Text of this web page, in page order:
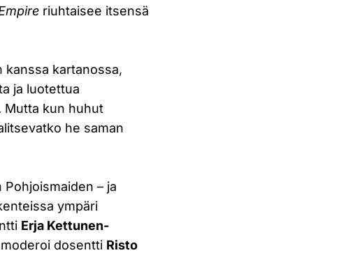
riuhtaisee itsensä
kanssa kartanossa,
ja luotettua
Mutta kun huhut
he saman
– ja
ympäri
Erja Kettunen-
dosentti Risto